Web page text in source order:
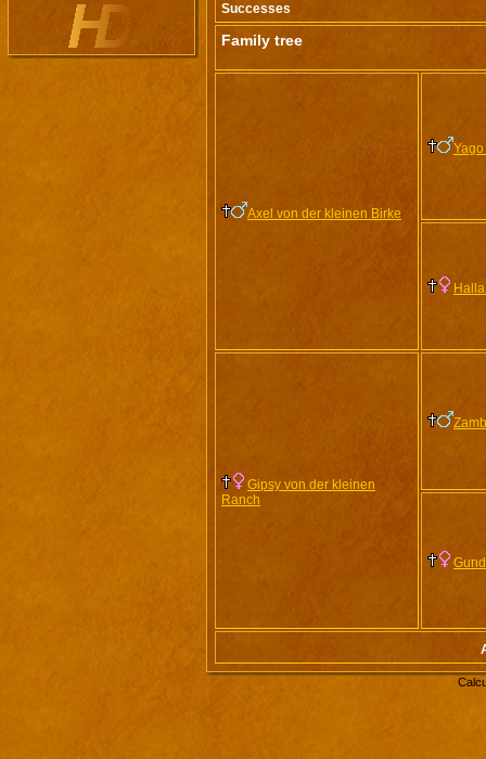
Successes
Family tree
Axel von der kleinen Birke
Gipsy von der kleinen
Ranch